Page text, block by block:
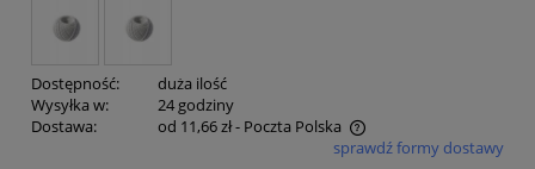
Dostępność:
duża ilość
Wysyłka w:
24 godziny
Dostawa:
od 11,66 zł- Poczta Polska
Cena nie zawiera ewentualnych kosztów płatnościsprawdź formy dostawy